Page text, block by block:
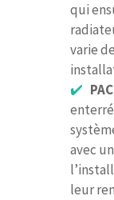
qui
varie
avec
leur